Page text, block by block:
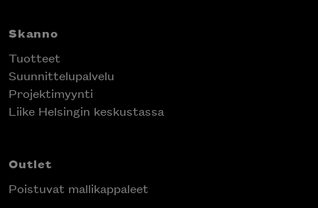
Skanno
Tuotteet
Suunnittelupalvelu
Projektimyynti
Liike Helsingin keskustassa
Outlet
Poistuvat mallikappaleet